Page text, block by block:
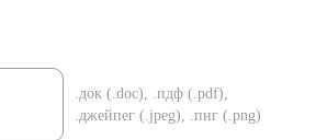
.док (.doc), .пдф (.pdf),
.джейпег (.jpeg), .пнг (.png)